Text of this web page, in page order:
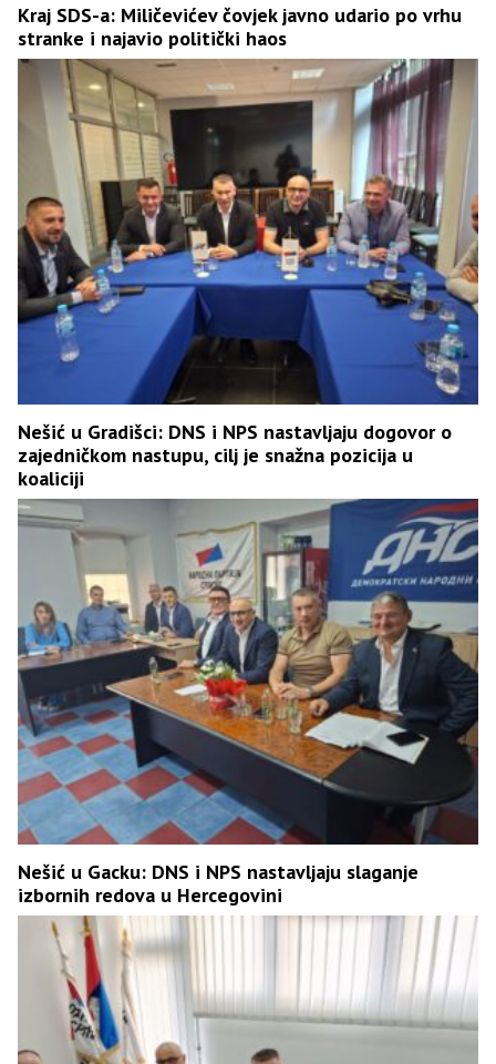
Kraj SDS-a: Miličevićev čovjek javno udario po vrhu
stranke i najavio politički haos
Nešić u Gradišci: DNS i NPS nastavljaju dogovor o
zajedničkom nastupu, cilj je snažna pozicija u
koaliciji
Nešić u Gacku: DNS i NPS nastavljaju slaganje
izbornih redova u Hercegovini